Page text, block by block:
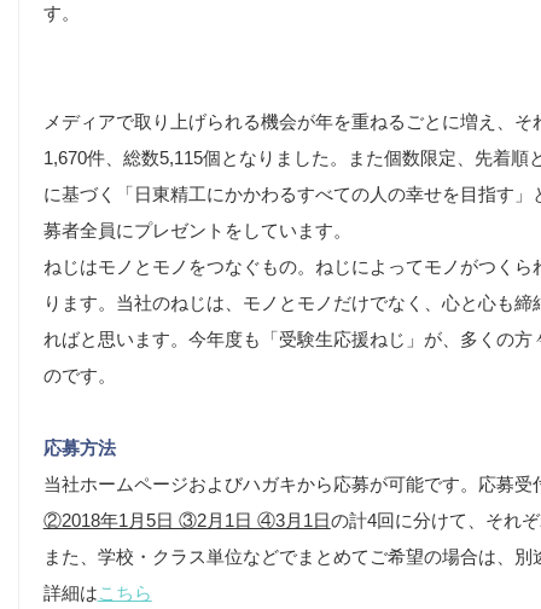
す。
メディアで取り上げられる機会が年を重ねるごとに増え、
1,670件、総数5,115個となりました。また個数限定、先着順
に基づく「日東精工にかかわるすべての人の幸せを目指す
募者全員にプレゼントをしています。
ねじはモノとモノをつなぐもの。ねじによってモノがつく
ります。当社のねじは、モノとモノだけでなく、心と心も
ればと思います。今年度も「受験生応援ねじ」が、多くの
のです。
応募方法
当社ホームページおよびハガキから応募が可能です。応募
②2018年1月5日 ③2月1日 ④3月1日の計4回に分けて、それ
また、学校・クラス単位などでまとめてご希望の場合は、別
詳細はこちら